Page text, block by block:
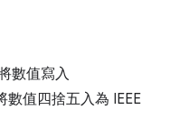
數值寫入
數值四捨五入為 IEEE